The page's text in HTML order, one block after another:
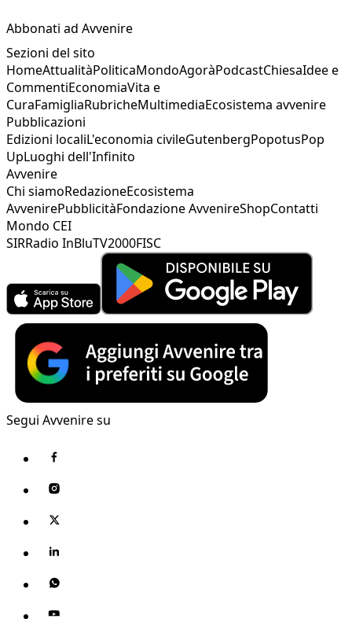
Abbonati ad Avvenire
Sezioni del sito
HomeAttualitàPoliticaMondoAgoràPodcastChiesaIdee e
CommentiEconomiaVita e
CuraFamigliaRubricheMultimediaEcosistema avvenire
Pubblicazioni
Edizioni localiL'economia civileGutenbergPopotusPop
UpLuoghi dell'Infinito
Avvenire
Chi siamoRedazioneEcosistema
AvvenirePubblicitàFondazione AvvenireShopContatti
Mondo CEI
SIRRadio InBluTV2000FISC
Segui Avvenire su